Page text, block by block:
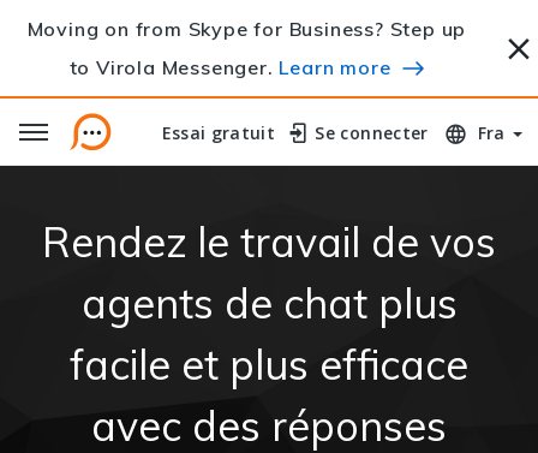
Moving on from Skype for Business? Step up
to Virola Messenger. Learn more
Essai gratuit
Essai gratuit Se connecter
Se connecter Fra
Rendez le travail de vos
agents de chat plus
facile et plus efficace
avec des réponses